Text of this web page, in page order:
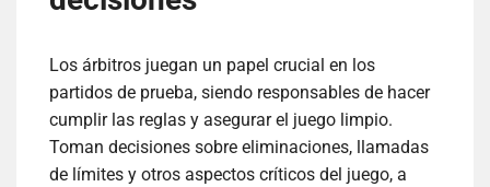
Los árbitros juegan un papel crucial en los
partidos de prueba, siendo responsables de hacer
cumplir las reglas y asegurar el juego limpio.
Toman decisiones sobre eliminaciones, llamadas
de límites y otros aspectos críticos del juego, a